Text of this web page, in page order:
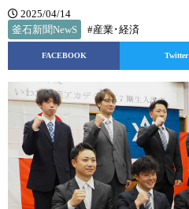
2025/04/14
釜石新聞NewS
#産業･経済
FACEBOOK Twitter